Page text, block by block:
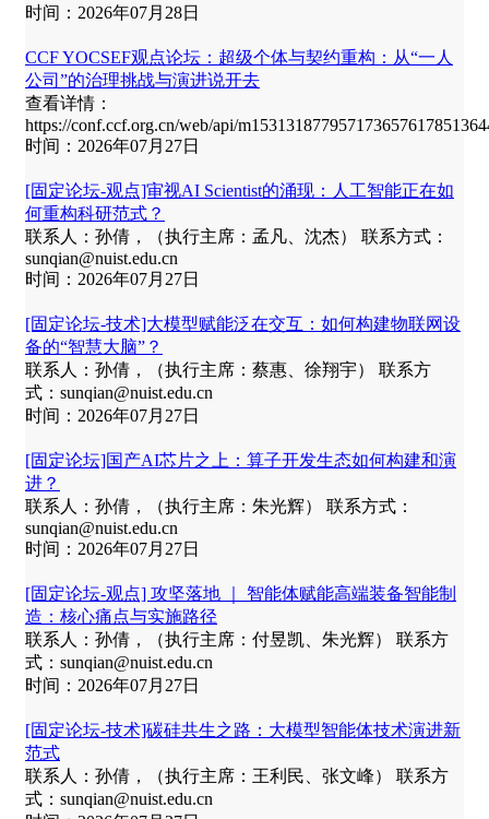
时间：2026年07月28日
CCF YOCSEF观点论坛：超级个体与契约重构：从“一人
公司”的治理挑战与演进说开去
查看详情：
https://conf.ccf.org.cn/web/api/
时间：2026年07月27日
[固定论坛‑观点]审视AI Scientist的涌现：人工智能正在如
何重构科研范式？
联系人：孙倩，（执行主席：孟凡、沈杰） 联系方式：
sunqian@nuist.edu.cn
时间：2026年07月27日
[固定论坛‑技术]大模型赋能泛在交互：如何构建物联网设
备的“智慧大脑”？
联系人：孙倩，（执行主席：蔡惠、徐翔宇） 联系方
式：sunqian@nuist.edu.cn
时间：2026年07月27日
[固定论坛]国产AI芯片之上：算子开发生态如何构建和演
进？
联系人：孙倩，（执行主席：朱光辉） 联系方式：
sunqian@nuist.edu.cn
时间：2026年07月27日
[固定论坛‑观点] 攻坚落地 ｜ 智能体赋能高端装备智能制
造：核心痛点与实施路径
联系人：孙倩，（执行主席：付昱凯、朱光辉） 联系方
式：sunqian@nuist.edu.cn
时间：2026年07月27日
[固定论坛‑技术]碳硅共生之路：大模型智能体技术演进新
范式
联系人：孙倩，（执行主席：王利民、张文峰） 联系方
式：sunqian@nuist.edu.cn